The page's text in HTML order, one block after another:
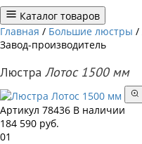
Каталог товаров
Главная / Большие люстры /
Завод-производитель
Люстра Лотос 1500 мм
Артикул 78436 В наличии
184 590 руб.
01